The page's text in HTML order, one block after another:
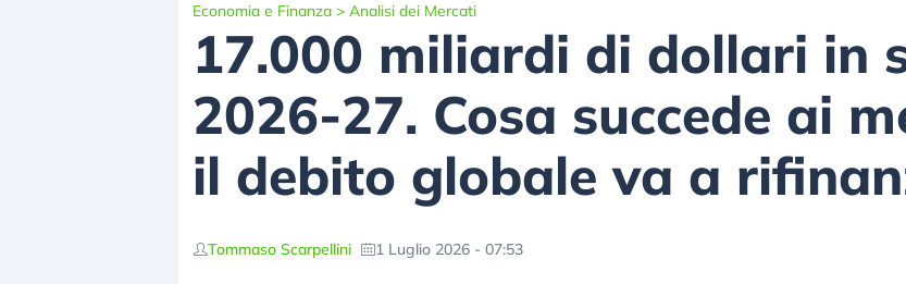
Economia e Finanza > Analisi dei Mercati
17.000 miliardi di dollari in
2026-27. Cosa succede ai
il debito globale va a
Tommaso Scarpellini 1 Luglio 2026 - 07:53